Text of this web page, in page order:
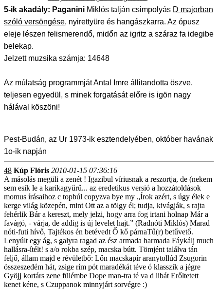
5-ik akadály: Paganini Miklós talján csimpolyás D majorban
szóló versöngése, nyirettyüre és hangászkarra. Az ópusz
eleje lészen felismerendő, midőn az igritz a száraz fa idegibe
belekap.
Jelzett muzsika számja: 14648
Az múlatság programmját Antal Imre állitandotta öszve,
teljesen egyedül, s minek forgatását előre is igön nagy
hálával köszöni!
Pest-Budán, az Ur 1973-ik esztendelyében, október havának
1o-ik napján
48 Kúp Flóris 2010-01-15 07:36:16
A másolás megüli a zenét ! Igazibul víriusnak a reszortja, de (nekem
sem esik le a karikagyűrű... az eredetikus versió a hozzátoldások
momus írásaihoz c topbúl copyzva bye my „Írok azért, s úgy élek e
kerge világ közepén, mint Ott az a tölgy él; tudja, kivágják, s rajta
fehérlik Bár a kereszt, mely jelzi, hogy arra fog irtani holnap Már a
favágó, - várja, de addig is új levelet hajt.” (Radnóti Miklós) Marad
nóti-futi hívő, Tajtékos én betévedt Ő kő párnaTű(r) betűvető.
Lenyúlt egy ág, s galyra ragad az ész armada harmada Fáykálj much
hallásra-ítélt! s a/o rokba szép, macska bútt. Tömjént találva tán
feljő, állam majd e révületbő: Lőn macskapír aranytollúd Zsugorin
összeszedém hát, zsige rím pót maradékát téve ó klasszik a jégre
Gyöjj kortárs zene fülémbe Dope man-tra té va d libát Erőltetett
kenet kéne, s Czuppanok minnyjárt sorvégre :)